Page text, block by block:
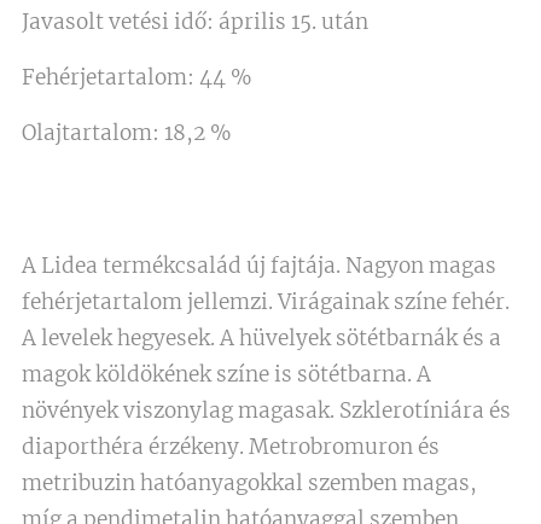
Javasolt vetési idő: április 15. után
Fehérjetartalom: 44 %
Olajtartalom: 18,2 %
A Lidea termékcsalád új fajtája. Nagyon magas
fehérjetartalom jellemzi. Virágainak színe fehér.
A levelek hegyesek. A hüvelyek sötétbarnák és a
magok köldökének színe is sötétbarna. A
növények viszonylag magasak. Szklerotíniára és
diaporthéra érzékeny. Metrobromuron és
metribuzin hatóanyagokkal szemben magas,